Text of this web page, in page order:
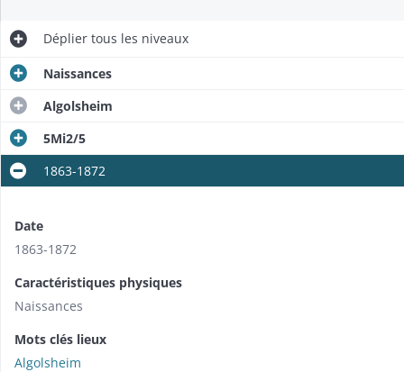
Déplier tous les niveaux
Naissances
Algolsheim
5Mi2/5
1863-1872
Date
1863-1872
Caractéristiques physiques
Naissances
Mots clés lieux
Algolsheim